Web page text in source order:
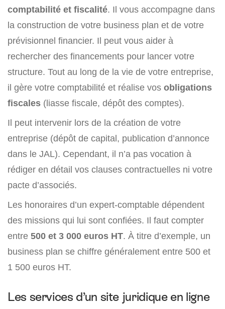
comptabilité et fiscalité. Il vous accompagne dans
la construction de votre business plan et de votre
prévisionnel financier. Il peut vous aider à
rechercher des financements pour lancer votre
structure. Tout au long de la vie de votre entreprise,
il gère votre comptabilité et réalise vos obligations
fiscales (liasse fiscale, dépôt des comptes).
Il peut intervenir lors de la création de votre
entreprise (dépôt de capital, publication d’annonce
dans le JAL). Cependant, il n’a pas vocation à
rédiger en détail vos clauses contractuelles ni votre
pacte d’associés.
Les honoraires d’un expert-comptable dépendent
des missions qui lui sont confiées. Il faut compter
entre 500 et 3 000 euros HT. À titre d’exemple, un
business plan se chiffre généralement entre 500 et
1 500 euros HT.
Les services d’un site juridique en ligne